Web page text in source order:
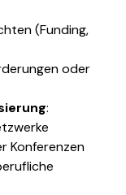
(Funding,
oder
:
Konferenzen